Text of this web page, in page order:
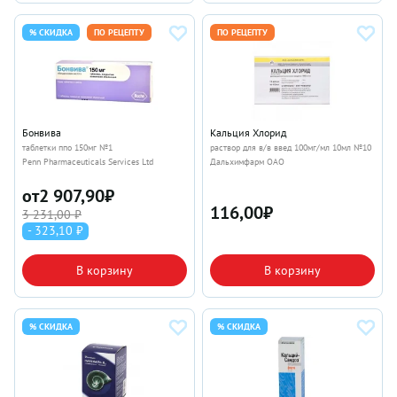
% СКИДКА ПО РЕЦЕПТУ
Бонвива
таблетки ппо 150мг №1
Penn Pharmaceuticals Services Ltd
от2 907,90₽
3 231,00 ₽
- 323,10 ₽
В корзину
ПО РЕЦЕПТУ
Кальция Хлорид
раствор для в/в введ 100мг/мл 10мл №10
Дальхимфарм ОАО
116,00₽
В корзину
% СКИДКА % СКИДКА